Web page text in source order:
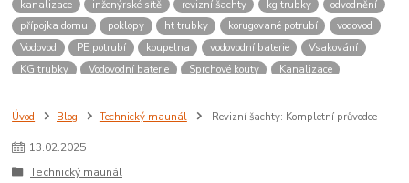
kanalizace inženýrské sítě revizní šachty kg trubky
odvodnění
přípojka domu
poklopy ht trubky korugované potrubí
vodovod
Vodovod
PE potrubí koupelna vodovodní baterie
Vsakování
KG trubky
Vodovodní baterie Sprchové kouty
Kanalizace
Úvod
Blog Technický maunál Revizní šachty: Kompletní průvodce
13.02.2025
Technický maunál